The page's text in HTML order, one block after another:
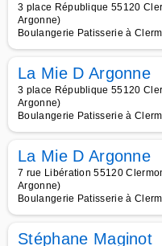
3 place République 55120
Argonne)
Boulangerie Patisserie à
La Mie D Argonne
3 place République 55120
Argonne)
Boulangerie Patisserie à
La Mie D Argonne
7 rue Libération 55120
Argonne)
Boulangerie Patisserie à
Stéphane Maginot